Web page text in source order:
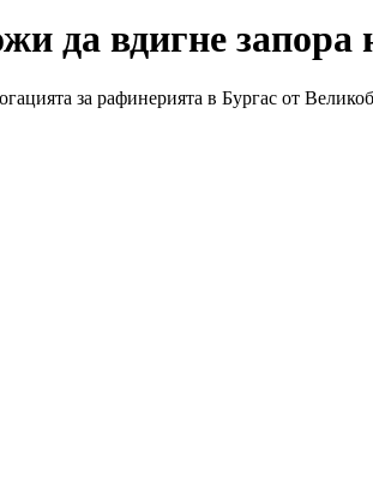
да вдигне запора
за рафинерията в Бургас от